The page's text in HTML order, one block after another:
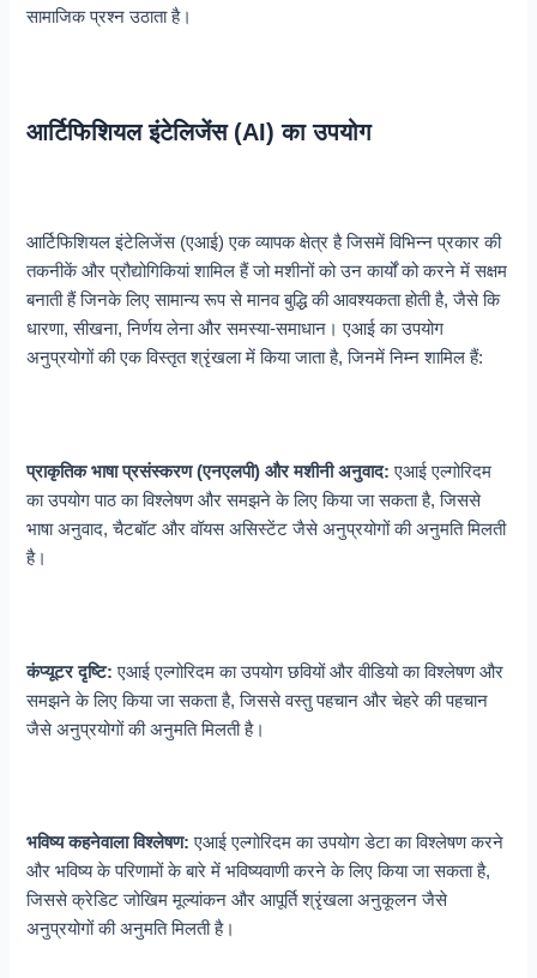
सामाजिक प्रश्न उठाता है।
आर्टिफिशियल इंटेलिजेंस (AI) का उपयोग
आर्टिफिशियल इंटेलिजेंस (एआई) एक व्यापक क्षेत्र है जिसमें विभिन्न प्रकार की
तकनीकें और प्रौद्योगिकियां शामिल हैं जो मशीनों को उन कार्यों को करने में सक्षम
बनाती हैं जिनके लिए सामान्य रूप से मानव बुद्धि की आवश्यकता होती है, जैसे कि
धारणा, सीखना, निर्णय लेना और समस्या-समाधान। एआई का उपयोग
अनुप्रयोगों की एक विस्तृत श्रृंखला में किया जाता है, जिनमें निम्न शामिल हैं:
प्राकृतिक भाषा प्रसंस्करण (एनएलपी) और मशीनी अनुवाद: एआई एल्गोरिदम
का उपयोग पाठ का विश्लेषण और समझने के लिए किया जा सकता है, जिससे
भाषा अनुवाद, चैटबॉट और वॉयस असिस्टेंट जैसे अनुप्रयोगों की अनुमति मिलती
है।
कंप्यूटर दृष्टि:एआई एल्गोरिदम का उपयोग छवियों और वीडियो का विश्लेषण और
समझने के लिए किया जा सकता है, जिससे वस्तु पहचान और चेहरे की पहचान
जैसे अनुप्रयोगों की अनुमति मिलती है।
भविष्य कहनेवाला विश्लेषण: एआई एल्गोरिदम का उपयोग डेटा का विश्लेषण करने
और भविष्य के परिणामों के बारे में भविष्यवाणी करने के लिए किया जा सकता है,
जिससे क्रेडिट जोखिम मूल्यांकन और आपूर्ति श्रृंखला अनुकूलन जैसे
अनुप्रयोगों की अनुमति मिलती है।